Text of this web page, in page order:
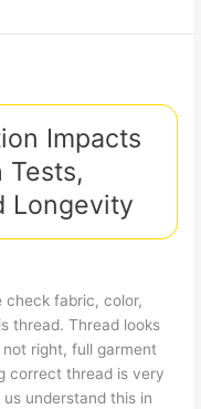
Impacts
Tests,
Longevity
check fabric, color,
thread. Thread looks
right, full garment
correct thread is very
understand this in